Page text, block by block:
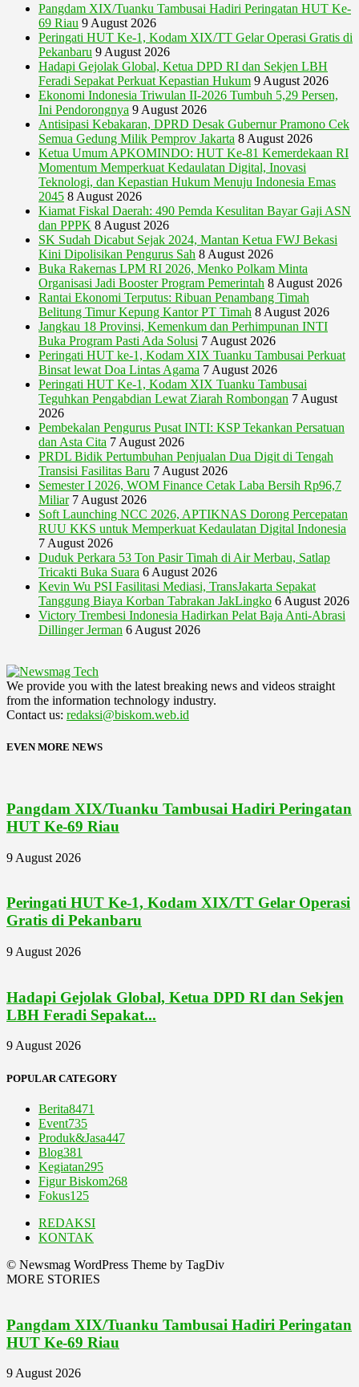
Pangdam XIX/Tuanku Tambusai Hadiri Peringatan HUT Ke-
69 Riau 9 August 2026
Peringati HUT Ke-1, Kodam XIX/TT Gelar Operasi Gratis di
Pekanbaru 9 August 2026
Hadapi Gejolak Global, Ketua DPD RI dan Sekjen LBH
Feradi Sepakat Perkuat Kepastian Hukum 9 August 2026
Ekonomi Indonesia Triwulan II-2026 Tumbuh 5,29 Persen,
Ini Pendorongnya 9 August 2026
Antisipasi Kebakaran, DPRD Desak Gubernur Pramono Cek
Semua Gedung Milik Pemprov Jakarta 8 August 2026
Ketua Umum APKOMINDO: HUT Ke-81 Kemerdekaan RI
Momentum Memperkuat Kedaulatan Digital, Inovasi
Teknologi, dan Kepastian Hukum Menuju Indonesia Emas
2045 8 August 2026
Kiamat Fiskal Daerah: 490 Pemda Kesulitan Bayar Gaji ASN
dan PPPK 8 August 2026
SK Sudah Dicabut Sejak 2024, Mantan Ketua FWJ Bekasi
Kini Dipolisikan Pengurus Sah 8 August 2026
Buka Rakernas LPM RI 2026, Menko Polkam Minta
Organisasi Jadi Booster Program Pemerintah 8 August 2026
Rantai Ekonomi Terputus: Ribuan Penambang Timah
Belitung Timur Kepung Kantor PT Timah 8 August 2026
Jangkau 18 Provinsi, Kemenkum dan Perhimpunan INTI
Buka Program Pasti Ada Solusi 7 August 2026
Peringati HUT ke-1, Kodam XIX Tuanku Tambusai Perkuat
Binsat lewat Doa Lintas Agama 7 August 2026
Peringati HUT Ke-1, Kodam XIX Tuanku Tambusai
Teguhkan Pengabdian Lewat Ziarah Rombongan 7 August
2026
Pembekalan Pengurus Pusat INTI: KSP Tekankan Persatuan
dan Asta Cita 7 August 2026
PRDL Bidik Pertumbuhan Penjualan Dua Digit di Tengah
Transisi Fasilitas Baru 7 August 2026
Semester I 2026, WOM Finance Cetak Laba Bersih Rp96,7
Miliar 7 August 2026
Soft Launching NCC 2026, APTIKNAS Dorong Percepatan
RUU KKS untuk Memperkuat Kedaulatan Digital Indonesia
7 August 2026
Duduk Perkara 53 Ton Pasir Timah di Air Merbau, Satlap
Tricakti Buka Suara 6 August 2026
Kevin Wu PSI Fasilitasi Mediasi, TransJakarta Sepakat
Tanggung Biaya Korban Tabrakan JakLingko 6 August 2026
Victory Trembesi Indonesia Hadirkan Pelat Baja Anti-Abrasi
Dillinger Jerman 6 August 2026
We provide you with the latest breaking news and videos straight
from the information technology industry.
Contact us: redaksi@biskom.web.id
EVEN MORE NEWS
Pangdam XIX/Tuanku Tambusai Hadiri Peringatan
HUT Ke-69 Riau
9 August 2026
Peringati HUT Ke-1, Kodam XIX/TT Gelar Operasi
Gratis di Pekanbaru
9 August 2026
Hadapi Gejolak Global, Ketua DPD RI dan Sekjen
LBH Feradi Sepakat...
9 August 2026
POPULAR CATEGORY
Berita8471
Event735
Produk&Jasa447
Blog381
Kegiatan295
Figur Biskom268
Fokus125
REDAKSI
KONTAK
© Newsmag WordPress Theme by TagDiv
MORE STORIES
Pangdam XIX/Tuanku Tambusai Hadiri Peringatan
HUT Ke-69 Riau
9 August 2026